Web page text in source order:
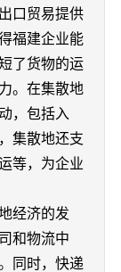
口贸易提供
福建企业能
了货物的运
。在集散地
，包括入
集散地还支
等，为企业
经济的发
和物流中
同时，快递